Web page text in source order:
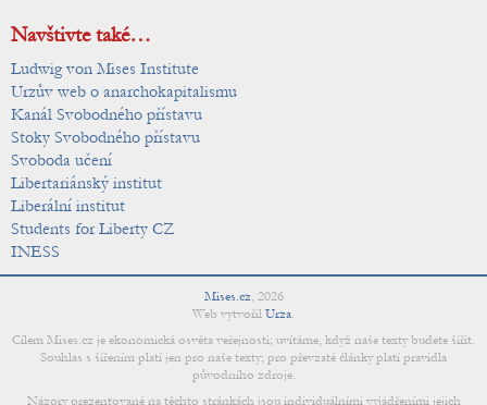
Navštivte také…
Ludwig von Mises Institute
Urzův web o anarchokapitalismu
Kanál Svobodného přístavu
Stoky Svobodného přístavu
Svoboda učení
Libertariánský institut
Liberální institut
Students for Liberty CZ
INESS
Mises.cz, 2026
Web vytvořil Urza.
Cílem Mises.cz je ekonomická osvěta veřejnosti; uvítáme, když naše texty budete šířit.
Souhlas s šířením platí jen pro naše texty; pro převzaté články platí pravidla
původního zdroje.
Názory prezentované na těchto stránkách jsou individuálními vyjádřeními jejich